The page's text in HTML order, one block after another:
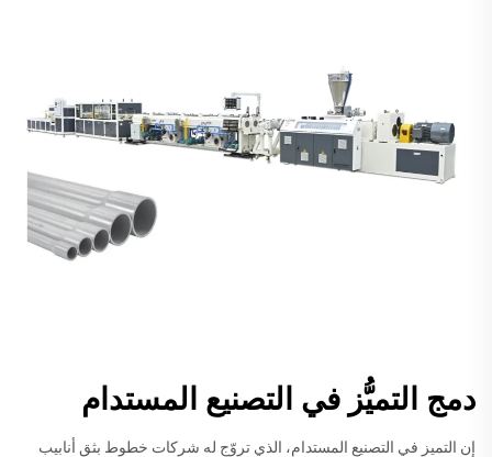
دمج التميُّز في التصنيع المستدام
إن التميز في التصنيع المستدام، الذي تروّج له شركات خطوط بثق أنابيب